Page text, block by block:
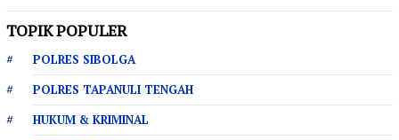
TOPIK POPULER
POLRES SIBOLGA
POLRES TAPANULI TENGAH
HUKUM & KRIMINAL